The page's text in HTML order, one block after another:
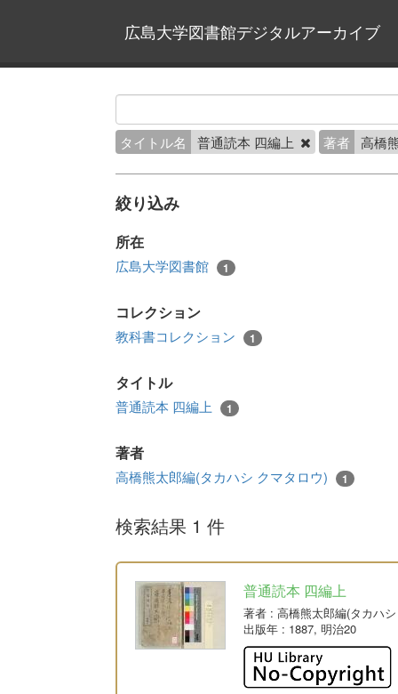
広島大学図書館デジタルアーカイブ
タイトル名 普通読本 四編上 著者 高橋
絞り込み
所在
広島大学図書館 1
コレクション
教科書コレクション 1
タイトル
普通読本 四編上 1
著者
高橋熊太郎編(タカハシ クマタロウ) 1
検索結果 1 件
普通読本 四編上
著者 : 高橋熊太郎編(タカハ
出版年 : 1887, 明治20